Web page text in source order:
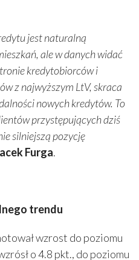
jest naturalną
ale w danych widać
kredytobiorców i
z najwyższym LtV, skraca
nowych kredytów. To
przystępujących dziś
silniejszą pozycję
Furga.
trendu
wzrost do poziomu
o 4.8 pkt., do poziomu